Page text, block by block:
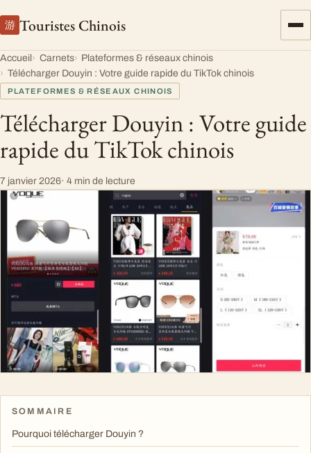
游 Touristes Chinois
Accueil Carnets
Plateformes & réseaux chinois
Télécharger Douyin : Votre guide rapide du TikTok chinois
PLATEFORMES & RÉSEAUX CHINOIS
Télécharger Douyin : Votre guide
rapide du TikTok chinois
7 janvier 2026· 4 min de lecture
SOMMAIRE
Pourquoi télécharger Douyin ?